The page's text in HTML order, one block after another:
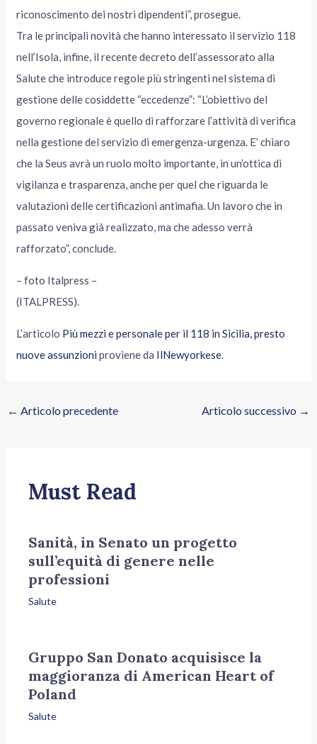
riconoscimento dei nostri dipendenti”, prosegue.
Tra le principali novità che hanno interessato il servizio 118
nell’Isola, infine, il recente decreto dell’assessorato alla
Salute che introduce regole più stringenti nel sistema di
gestione delle cosiddette “eccedenze”: “L’obiettivo del
governo regionale è quello di rafforzare l’attività di verifica
nella gestione del servizio di emergenza-urgenza. E’ chiaro
che la Seus avrà un ruolo molto importante, in un’ottica di
vigilanza e trasparenza, anche per quel che riguarda le
valutazioni delle certificazioni antimafia. Un lavoro che in
passato veniva già realizzato, ma che adesso verrà
rafforzato”, conclude.
– foto Italpress –
(ITALPRESS).
L’articolo Più mezzi e personale per il 118 in Sicilia, presto
nuove assunzioni proviene da IlNewyorkese.
← Articolo precedente Articolo successivo →
Must Read
Sanità, in Senato un progetto
sull’equità di genere nelle
professioni
Salute
Gruppo San Donato acquisisce la
maggioranza di American Heart of
Poland
Salute